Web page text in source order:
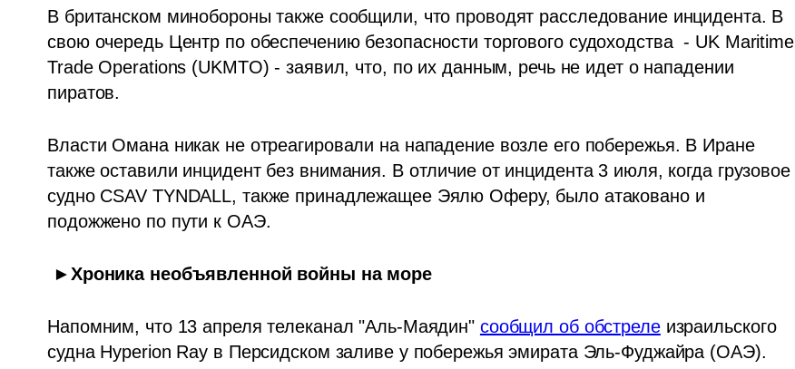
В британском минобороны также сообщили, что проводят расследование инцидента. В
свою очередь Центр по обеспечению безопасности торгового судоходства  - UK Maritime
Trade Operations (UKMTO) - заявил, что, по их данным, речь не идет о нападении
пиратов.
Власти Омана никак не отреагировали на нападение возле его побережья. В Иране
также оставили инцидент без внимания. В отличие от инцидента 3 июля, когда грузовое
судно CSAV TYNDALL, также принадлежащее Эялю Оферу, было атаковано и
подожжено по пути к ОАЭ.
►Хроника необъявленной войны на море
Напомним, что 13 апреля телеканал "Аль-Маядин" сообщил об обстреле израильского
судна Hyperion Ray в Персидском заливе у побережья эмирата Эль-Фуджайра (ОАЭ).